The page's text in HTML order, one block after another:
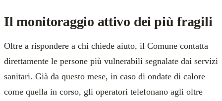
Il monitoraggio attivo dei più fragili
Oltre a rispondere a chi chiede aiuto, il Comune contatta
direttamente le persone più vulnerabili segnalate dai servizi
sanitari. Già da questo mese, in caso di ondate di calore
come quella in corso, gli operatori telefonano agli oltre